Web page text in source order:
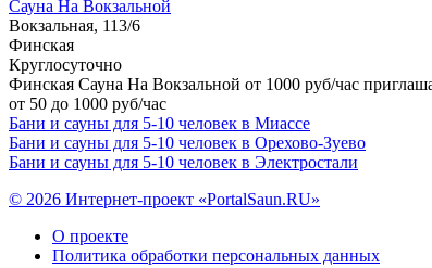
Сауна На Вокзальной
Вокзальная, 113/6
Финская
Круглосуточно
Финская Сауна На Вокзальной от 1000 руб/час
от 50 до 1000 руб/час
Бани и сауны для 5-10 человек в Миассе
Бани и сауны для 5-10 человек в Орехово-Зуево
Бани и сауны для 5-10 человек в Электростали
© 2026 Интернет-проект «PortalSaun.RU»
О проекте
Политика обработки персональных данных